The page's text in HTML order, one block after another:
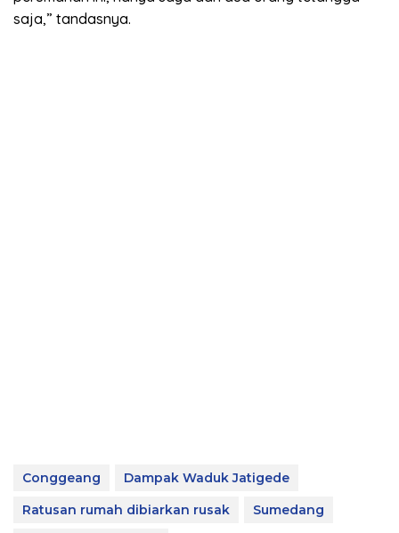
saja,” tandasnya.
Conggeang
Dampak Waduk Jatigede
Ratusan rumah dibiarkan rusak
Sumedang